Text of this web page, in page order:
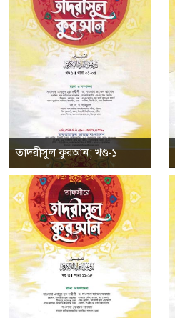
তাদরীসুল কুরআন; খণ্ড-১